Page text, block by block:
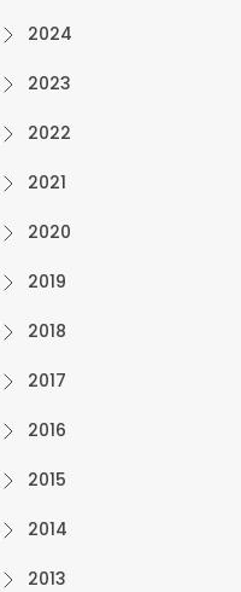
2024
2023
2022
2021
2020
2019
2018
2017
2016
2015
2014
2013